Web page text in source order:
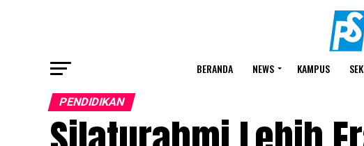
BERANDA NEWS KAMPUS
PENDIDIKAN